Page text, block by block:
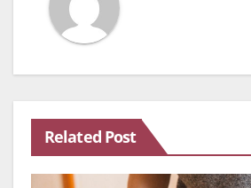
Related Post